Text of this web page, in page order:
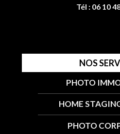
Tél : 06 10
NOS
PHOTO
HOME
PHOTO